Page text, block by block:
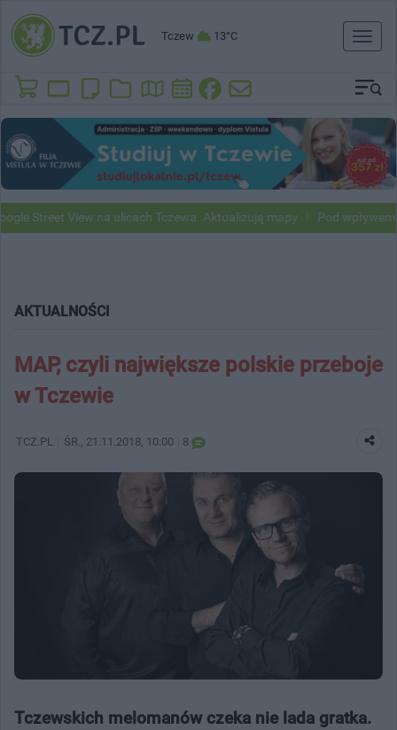
Tczew 13°C
Toggle
View na ulicach Tczewa. Aktualizują mapy Pod wpływem
AKTUALNOŚCI
MAP, czyli największe polskie przeboje
w Tczewie
TCZ.PL ŚR. , 21.11.2018, 10:00 8
Tczewskich melomanów czeka nie lada gratka.